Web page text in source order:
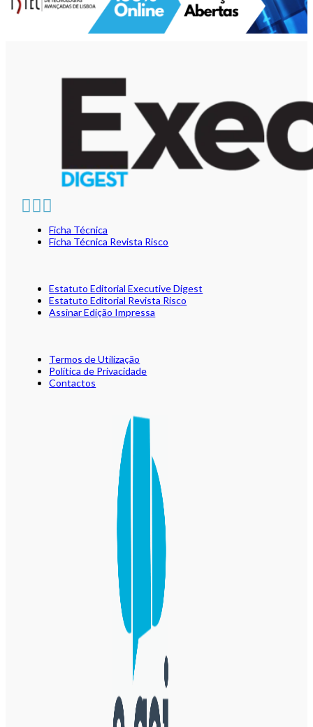
Ficha Técnica
Ficha Técnica Revista Risco
Estatuto Editorial Executive Digest
Estatuto Editorial Revista Risco
Assinar Edição Impressa
Termos de Utilização
Política de Privacidade
Contactos